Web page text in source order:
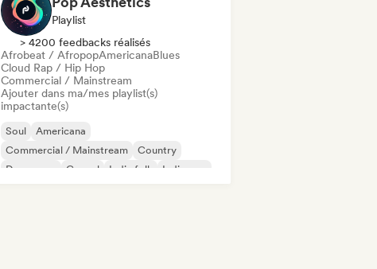
Playlist
> 4200 feedbacks réalisés
Afrobeat / AfropopAmericanaBlues
Cloud Rap / Hip Hop
Commercial / Mainstream
Ajouter dans ma/mes playlist(s)
impactante(s)
Soul
Americana
Commercial / Mainstream
Country
Dance pop
Gospel Indie folk Indie pop